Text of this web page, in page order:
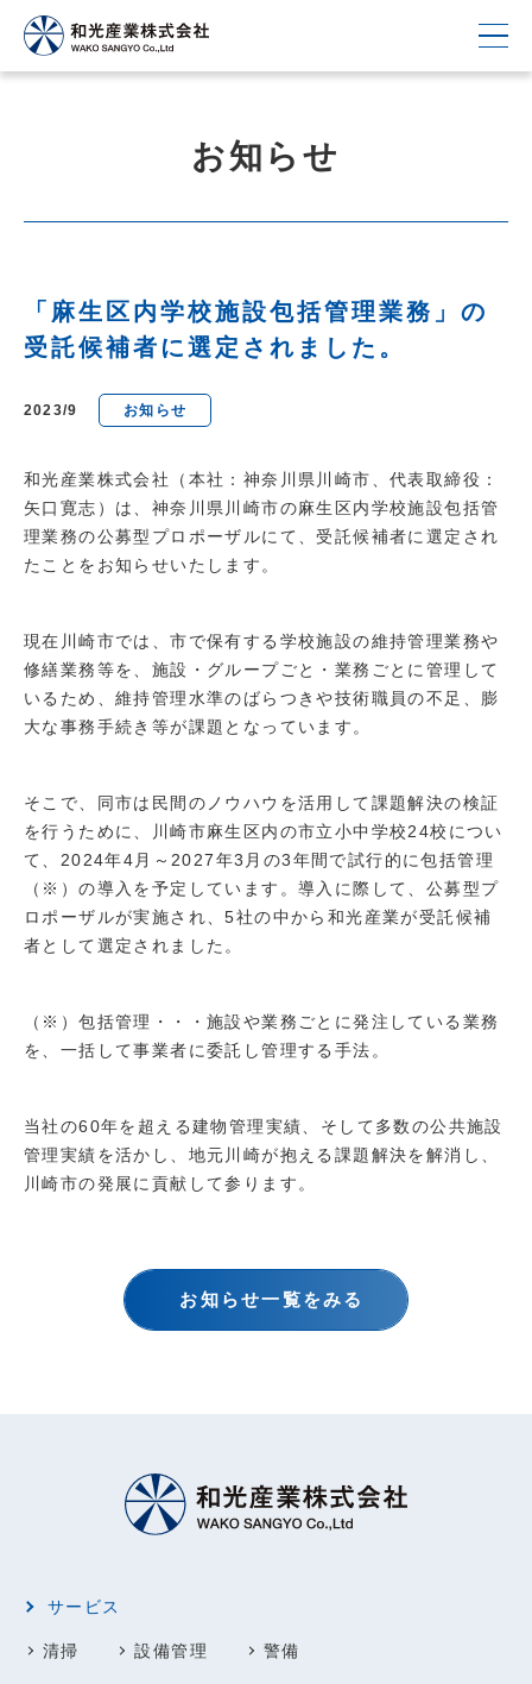
お知らせ
「麻生区内学校施設包括管理業務」の
受託候補者に選定されました。
2023/9 お知らせ
和光産業株式会社（本社：神奈川県川崎市、代表取締役：
矢口寛志）は、神奈川県川崎市の麻生区内学校施設包括管
理業務の公募型プロポーザルにて、受託候補者に選定され
たことをお知らせいたします。
現在川崎市では、市で保有する学校施設の維持管理業務や
修繕業務等を、施設・グループごと・業務ごとに管理して
いるため、維持管理水準のばらつきや技術職員の不足、膨
大な事務手続き等が課題となっています。
そこで、同市は民間のノウハウを活用して課題解決の検証
を行うために、川崎市麻生区内の市立小中学校24校につい
て、2024年4月～2027年3月の3年間で試行的に包括管理
（※）の導入を予定しています。導入に際して、公募型プ
ロポーザルが実施され、5社の中から和光産業が受託候補
者として選定されました。
（※）包括管理・・・施設や業務ごとに発注している業務
を、一括して事業者に委託し管理する手法。
当社の60年を超える建物管理実績、そして多数の公共施設
管理実績を活かし、地元川崎が抱える課題解決を解消し、
川崎市の発展に貢献して参ります。
お知らせ一覧をみる
サービス
清掃 設備管理 警備